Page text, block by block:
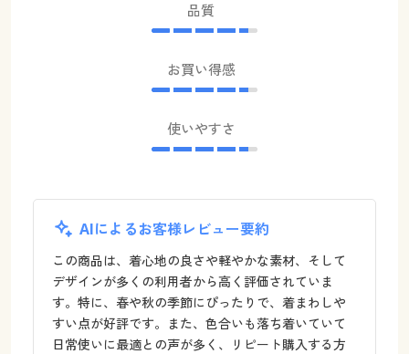
品質
お買い得感
使いやすさ
AIによるお客様レビュー要約
この商品は、着心地の良さや軽やかな素材、そして
デザインが多くの利用者から高く評価されていま
す。特に、春や秋の季節にぴったりで、着まわしや
すい点が好評です。また、色合いも落ち着いていて
日常使いに最適との声が多く、リピート購入する方